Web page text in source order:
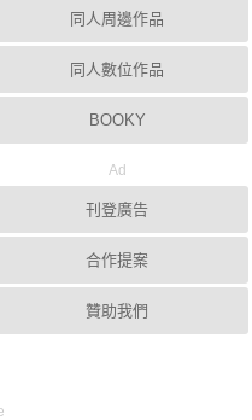
同人周邊作品
同人數位作品
BOOKY
Ad
刊登廣告
合作提案
贊助我們